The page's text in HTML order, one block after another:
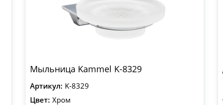
Мыльница Kammel K-8329
Артикул: K-8329
Цвет: Хром